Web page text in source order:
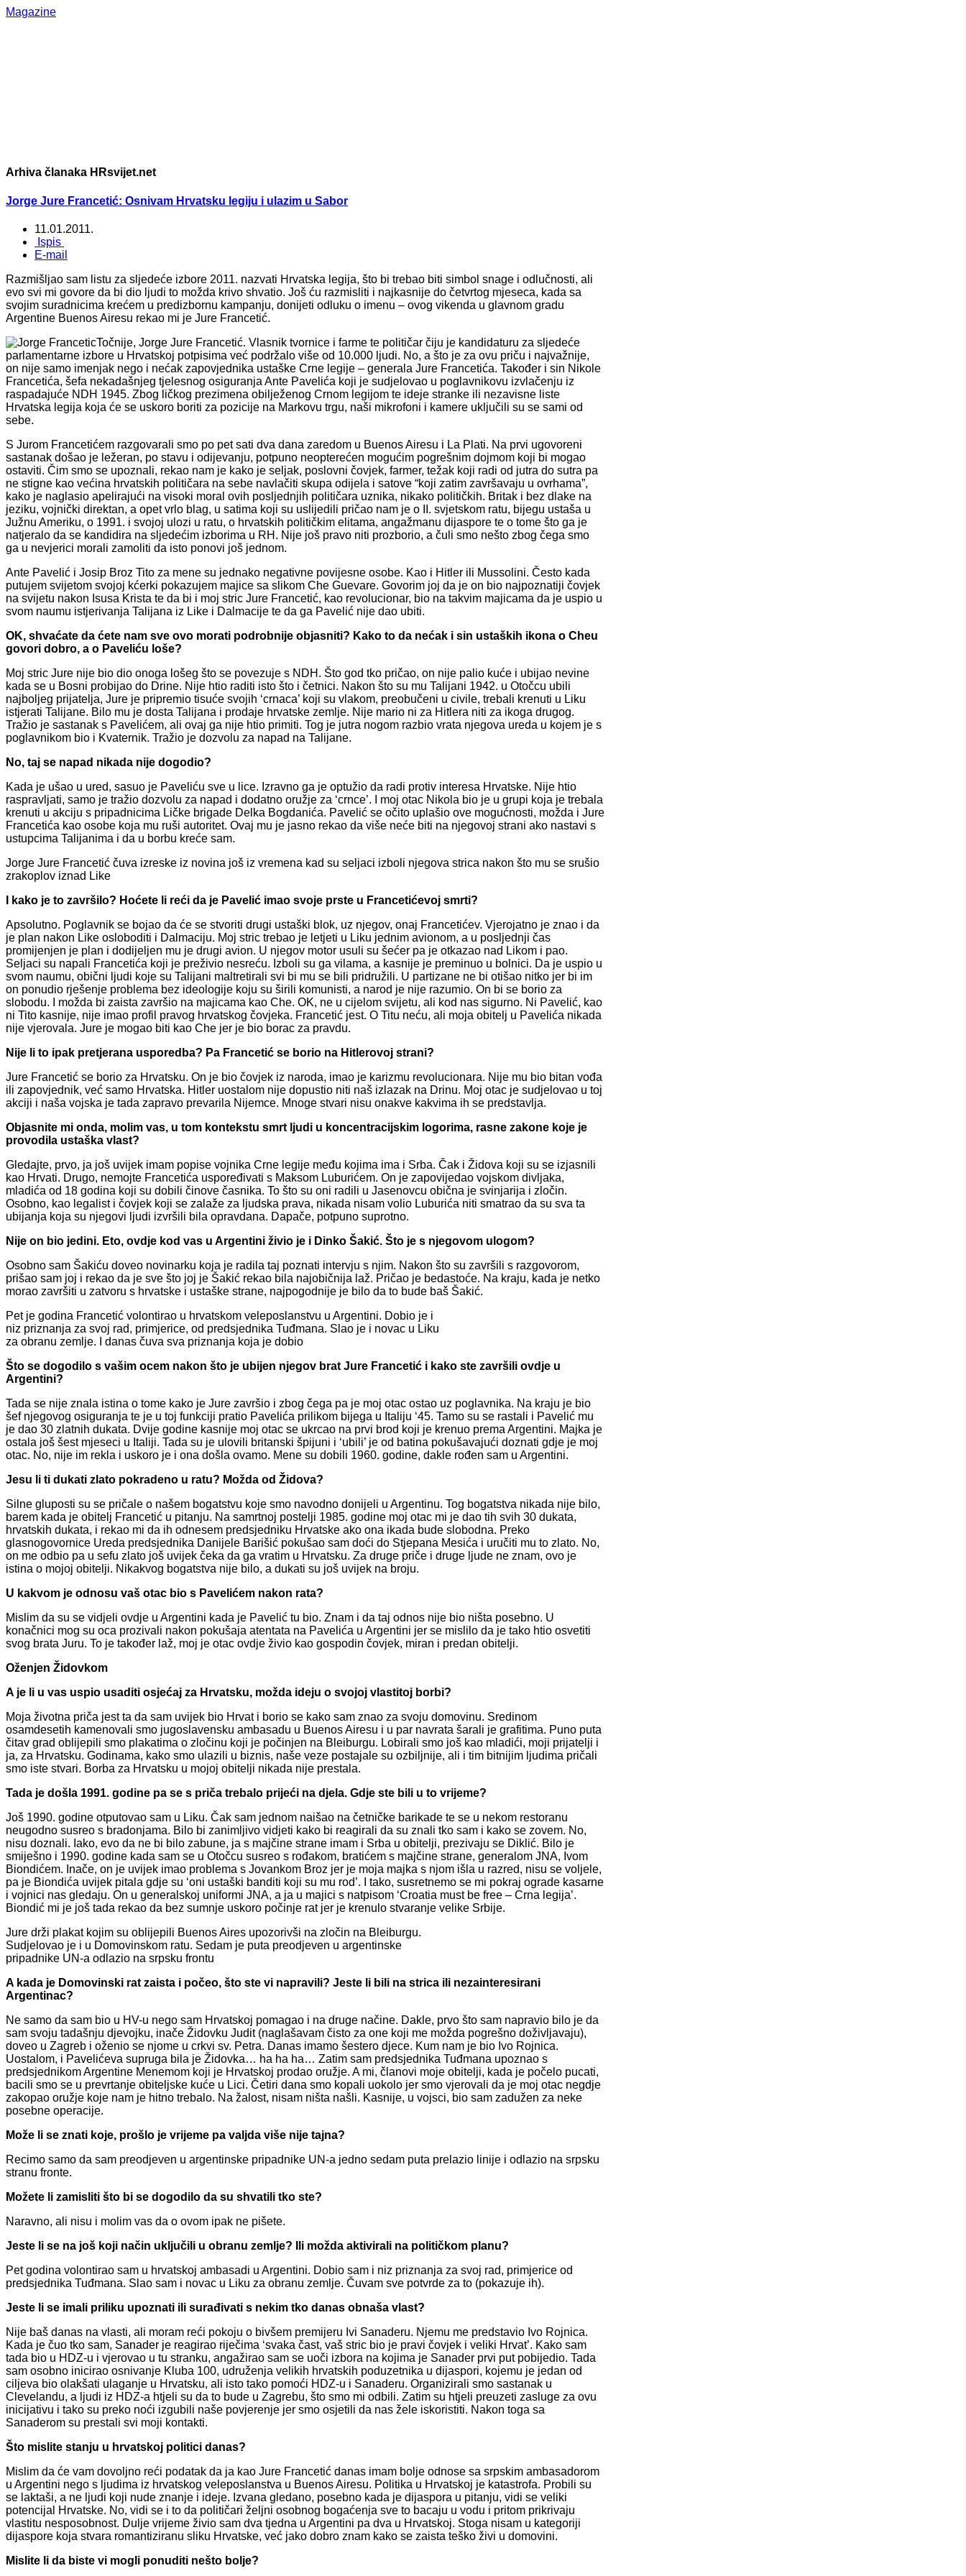
Magazine
Arhiva članaka HRsvijet.net
Jorge Jure Francetić: Osnivam Hrvatsku legiju i ulazim u Sabor
11.01.2011.
Ispis
E-mail
Razmišljao sam listu za sljedeće izbore 2011. nazvati Hrvatska legija, što bi trebao biti simbol snage i odlučnosti, ali
evo svi mi govore da bi dio ljudi to možda krivo shvatio. Još ću razmisliti i najkasnije do četvrtog mjeseca, kada sa
svojim suradnicima krećem u predizbornu kampanju, donijeti odluku o imenu – ovog vikenda u glavnom gradu
Argentine Buenos Airesu rekao mi je Jure Francetić.
Točnije, Jorge Jure Francetić. Vlasnik tvornice i farme te političar čiju je kandidaturu za sljedeće
parlamentarne izbore u Hrvatskoj potpisima već podržalo više od 10.000 ljudi. No, a što je za ovu priču i najvažnije,
on nije samo imenjak nego i nećak zapovjednika ustaške Crne legije – generala Jure Francetića. Također i sin Nikole
Francetića, šefa nekadašnjeg tjelesnog osiguranja Ante Pavelića koji je sudjelovao u poglavnikovu izvlačenju iz
raspadajuće NDH 1945. Zbog ličkog prezimena obilježenog Crnom legijom te ideje stranke ili nezavisne liste
Hrvatska legija koja će se uskoro boriti za pozicije na Markovu trgu, naši mikrofoni i kamere uključili su se sami od
sebe.
S Jurom Francetićem razgovarali smo po pet sati dva dana zaredom u Buenos Airesu i La Plati. Na prvi ugovoreni
sastanak došao je ležeran, po stavu i odijevanju, potpuno neopterećen mogućim pogrešnim dojmom koji bi mogao
ostaviti. Čim smo se upoznali, rekao nam je kako je seljak, poslovni čovjek, farmer, težak koji radi od jutra do sutra pa
ne stigne kao većina hrvatskih političara na sebe navlačiti skupa odijela i satove “koji zatim završavaju u ovrhama”,
kako je naglasio apelirajući na visoki moral ovih posljednjih političara uznika, nikako političkih. Britak i bez dlake na
jeziku, vojnički direktan, a opet vrlo blag, u satima koji su uslijedili pričao nam je o II. svjetskom ratu, bijegu ustaša u
Južnu Ameriku, o 1991. i svojoj ulozi u ratu, o hrvatskih političkim elitama, angažmanu dijaspore te o tome što ga je
natjeralo da se kandidira na sljedećim izborima u RH. Nije još pravo niti prozborio, a čuli smo nešto zbog čega smo
ga u nevjerici morali zamoliti da isto ponovi još jednom.
Ante Pavelić i Josip Broz Tito za mene su jednako negativne povijesne osobe. Kao i Hitler ili Mussolini. Često kada
putujem svijetom svojoj kćerki pokazujem majice sa slikom Che Guevare. Govorim joj da je on bio najpoznatiji čovjek
na svijetu nakon Isusa Krista te da bi i moj stric Jure Francetić, kao revolucionar, bio na takvim majicama da je uspio u
svom naumu istjerivanja Talijana iz Like i Dalmacije te da ga Pavelić nije dao ubiti.
OK, shvaćate da ćete nam sve ovo morati podrobnije objasniti? Kako to da nećak i sin ustaških ikona o Cheu
govori dobro, a o Paveliću loše?
Moj stric Jure nije bio dio onoga lošeg što se povezuje s NDH. Što god tko pričao, on nije palio kuće i ubijao nevine
kada se u Bosni probijao do Drine. Nije htio raditi isto što i četnici. Nakon što su mu Talijani 1942. u Otočcu ubili
najboljeg prijatelja, Jure je pripremio tisuće svojih ‘crnaca’ koji su vlakom, preobučeni u civile, trebali krenuti u Liku
istjerati Talijane. Bilo mu je dosta Talijana i prodaje hrvatske zemlje. Nije mario ni za Hitlera niti za ikoga drugog.
Tražio je sastanak s Pavelićem, ali ovaj ga nije htio primiti. Tog je jutra nogom razbio vrata njegova ureda u kojem je s
poglavnikom bio i Kvaternik. Tražio je dozvolu za napad na Talijane.
No, taj se napad nikada nije dogodio?
Kada je ušao u ured, sasuo je Paveliću sve u lice. Izravno ga je optužio da radi protiv interesa Hrvatske. Nije htio
raspravljati, samo je tražio dozvolu za napad i dodatno oružje za ‘crnce’. I moj otac Nikola bio je u grupi koja je trebala
krenuti u akciju s pripadnicima Ličke brigade Delka Bogdanića. Pavelić se očito uplašio ove mogućnosti, možda i Jure
Francetića kao osobe koja mu ruši autoritet. Ovaj mu je jasno rekao da više neće biti na njegovoj strani ako nastavi s
ustupcima Talijanima i da u borbu kreće sam.
Jorge Jure Francetić čuva izreske iz novina još iz vremena kad su seljaci izboli njegova strica nakon što mu se srušio
zrakoplov iznad Like
I kako je to završilo? Hoćete li reći da je Pavelić imao svoje prste u Francetićevoj smrti?
Apsolutno. Poglavnik se bojao da će se stvoriti drugi ustaški blok, uz njegov, onaj Francetićev. Vjerojatno je znao i da
je plan nakon Like osloboditi i Dalmaciju. Moj stric trebao je letjeti u Liku jednim avionom, a u posljednji čas
promijenjen je plan i dodijeljen mu je drugi avion. U njegov motor usuli su šećer pa je otkazao nad Likom i pao.
Seljaci su napali Francetića koji je preživio nesreću. Izboli su ga vilama, a kasnije je preminuo u bolnici. Da je uspio u
svom naumu, obični ljudi koje su Talijani maltretirali svi bi mu se bili pridružili. U partizane ne bi otišao nitko jer bi im
on ponudio rješenje problema bez ideologije koju su širili komunisti, a narod je nije razumio. On bi se borio za
slobodu. I možda bi zaista završio na majicama kao Che. OK, ne u cijelom svijetu, ali kod nas sigurno. Ni Pavelić, kao
ni Tito kasnije, nije imao profil pravog hrvatskog čovjeka. Francetić jest. O Titu neću, ali moja obitelj u Pavelića nikada
nije vjerovala. Jure je mogao biti kao Che jer je bio borac za pravdu.
Nije li to ipak pretjerana usporedba? Pa Francetić se borio na Hitlerovoj strani?
Jure Francetić se borio za Hrvatsku. On je bio čovjek iz naroda, imao je karizmu revolucionara. Nije mu bio bitan vođa
ili zapovjednik, već samo Hrvatska. Hitler uostalom nije dopustio niti naš izlazak na Drinu. Moj otac je sudjelovao u toj
akciji i naša vojska je tada zapravo prevarila Nijemce. Mnoge stvari nisu onakve kakvima ih se predstavlja.
Objasnite mi onda, molim vas, u tom kontekstu smrt ljudi u koncentracijskim logorima, rasne zakone koje je
provodila ustaška vlast?
Gledajte, prvo, ja još uvijek imam popise vojnika Crne legije među kojima ima i Srba. Čak i Židova koji su se izjasnili
kao Hrvati. Drugo, nemojte Francetića uspoređivati s Maksom Luburićem. On je zapovijedao vojskom divljaka,
mladića od 18 godina koji su dobili činove časnika. To što su oni radili u Jasenovcu obična je svinjarija i zločin.
Osobno, kao legalist i čovjek koji se zalaže za ljudska prava, nikada nisam volio Luburića niti smatrao da su sva ta
ubijanja koja su njegovi ljudi izvršili bila opravdana. Dapače, potpuno suprotno.
Nije on bio jedini. Eto, ovdje kod vas u Argentini živio je i Dinko Šakić. Što je s njegovom ulogom?
Osobno sam Šakiću doveo novinarku koja je radila taj poznati intervju s njim. Nakon što su završili s razgovorom,
prišao sam joj i rekao da je sve što joj je Šakić rekao bila najobičnija laž. Pričao je bedastoće. Na kraju, kada je netko
morao završiti u zatvoru s hrvatske i ustaške strane, najpogodnije je bilo da to bude baš Šakić.
Pet je godina Francetić volontirao u hrvatskom veleposlanstvu u Argentini. Dobio je i
niz priznanja za svoj rad, primjerice, od predsjednika Tuđmana. Slao je i novac u Liku
za obranu zemlje. I danas čuva sva priznanja koja je dobio
Što se dogodilo s vašim ocem nakon što je ubijen njegov brat Jure Francetić i kako ste završili ovdje u
Argentini?
Tada se nije znala istina o tome kako je Jure završio i zbog čega pa je moj otac ostao uz poglavnika. Na kraju je bio
šef njegovog osiguranja te je u toj funkciji pratio Pavelića prilikom bijega u Italiju ‘45. Tamo su se rastali i Pavelić mu
je dao 30 zlatnih dukata. Dvije godine kasnije moj otac se ukrcao na prvi brod koji je krenuo prema Argentini. Majka je
ostala još šest mjeseci u Italiji. Tada su je ulovili britanski špijuni i ‘ubili’ je od batina pokušavajući doznati gdje je moj
otac. No, nije im rekla i uskoro je i ona došla ovamo. Mene su dobili 1960. godine, dakle rođen sam u Argentini.
Jesu li ti dukati zlato pokradeno u ratu? Možda od Židova?
Silne gluposti su se pričale o našem bogatstvu koje smo navodno donijeli u Argentinu. Tog bogatstva nikada nije bilo,
barem kada je obitelj Francetić u pitanju. Na samrtnoj postelji 1985. godine moj otac mi je dao tih svih 30 dukata,
hrvatskih dukata, i rekao mi da ih odnesem predsjedniku Hrvatske ako ona ikada bude slobodna. Preko
glasnogovornice Ureda predsjednika Danijele Barišić pokušao sam doći do Stjepana Mesića i uručiti mu to zlato. No,
on me odbio pa u sefu zlato još uvijek čeka da ga vratim u Hrvatsku. Za druge priče i druge ljude ne znam, ovo je
istina o mojoj obitelji. Nikakvog bogatstva nije bilo, a dukati su još uvijek na broju.
U kakvom je odnosu vaš otac bio s Pavelićem nakon rata?
Mislim da su se vidjeli ovdje u Argentini kada je Pavelić tu bio. Znam i da taj odnos nije bio ništa posebno. U
konačnici mog su oca prozivali nakon pokušaja atentata na Pavelića u Argentini jer se mislilo da je tako htio osvetiti
svog brata Juru. To je također laž, moj je otac ovdje živio kao gospodin čovjek, miran i predan obitelji.
Oženjen Židovkom
A je li u vas uspio usaditi osjećaj za Hrvatsku, možda ideju o svojoj vlastitoj borbi?
Moja životna priča jest ta da sam uvijek bio Hrvat i borio se kako sam znao za svoju domovinu. Sredinom
osamdesetih kamenovali smo jugoslavensku ambasadu u Buenos Airesu i u par navrata šarali je grafitima. Puno puta
čitav grad oblijepili smo plakatima o zločinu koji je počinjen na Bleiburgu. Lobirali smo još kao mladići, moji prijatelji i
ja, za Hrvatsku. Godinama, kako smo ulazili u biznis, naše veze postajale su ozbiljnije, ali i tim bitnijim ljudima pričali
smo iste stvari. Borba za Hrvatsku u mojoj obitelji nikada nije prestala.
Tada je došla 1991. godine pa se s priča trebalo prijeći na djela. Gdje ste bili u to vrijeme?
Još 1990. godine otputovao sam u Liku. Čak sam jednom naišao na četničke barikade te se u nekom restoranu
neugodno susreo s bradonjama. Bilo bi zanimljivo vidjeti kako bi reagirali da su znali tko sam i kako se zovem. No,
nisu doznali. Iako, evo da ne bi bilo zabune, ja s majčine strane imam i Srba u obitelji, prezivaju se Diklić. Bilo je
smiješno i 1990. godine kada sam se u Otočcu susreo s rođakom, bratićem s majčine strane, generalom JNA, Ivom
Biondićem. Inače, on je uvijek imao problema s Jovankom Broz jer je moja majka s njom išla u razred, nisu se voljele,
pa je Biondića uvijek pitala gdje su ‘oni ustaški banditi koji su mu rod’. I tako, susretnemo se mi pokraj ograde kasarne
i vojnici nas gledaju. On u generalskoj uniformi JNA, a ja u majici s natpisom ‘Croatia must be free – Crna legija’.
Biondić mi je još tada rekao da bez sumnje uskoro počinje rat jer je krenulo stvaranje velike Srbije.
Jure drži plakat kojim su oblijepili Buenos Aires upozorivši na zločin na Bleiburgu.
Sudjelovao je i u Domovinskom ratu. Sedam je puta preodjeven u argentinske
pripadnike UN-a odlazio na srpsku frontu
A kada je Domovinski rat zaista i počeo, što ste vi napravili? Jeste li bili na strica ili nezainteresirani
Argentinac?
Ne samo da sam bio u HV-u nego sam Hrvatskoj pomagao i na druge načine. Dakle, prvo što sam napravio bilo je da
sam svoju tadašnju djevojku, inače Židovku Judit (naglašavam čisto za one koji me možda pogrešno doživljavaju),
doveo u Zagreb i oženio se njome u crkvi sv. Petra. Danas imamo šestero djece. Kum nam je bio Ivo Rojnica.
Uostalom, i Pavelićeva supruga bila je Židovka… ha ha ha… Zatim sam predsjednika Tuđmana upoznao s
predsjednikom Argentine Menemom koji je Hrvatskoj prodao oružje. A mi, članovi moje obitelji, kada je počelo pucati,
bacili smo se u prevrtanje obiteljske kuće u Lici. Četiri dana smo kopali uokolo jer smo vjerovali da je moj otac negdje
zakopao oružje koje nam je hitno trebalo. Na žalost, nisam ništa našli. Kasnije, u vojsci, bio sam zadužen za neke
posebne operacije.
Može li se znati koje, prošlo je vrijeme pa valjda više nije tajna?
Recimo samo da sam preodjeven u argentinske pripadnike UN-a jedno sedam puta prelazio linije i odlazio na srpsku
stranu fronte.
Možete li zamisliti što bi se dogodilo da su shvatili tko ste?
Naravno, ali nisu i molim vas da o ovom ipak ne pišete.
Jeste li se na još koji način uključili u obranu zemlje? Ili možda aktivirali na političkom planu?
Pet godina volontirao sam u hrvatskoj ambasadi u Argentini. Dobio sam i niz priznanja za svoj rad, primjerice od
predsjednika Tuđmana. Slao sam i novac u Liku za obranu zemlje. Čuvam sve potvrde za to (pokazuje ih).
Jeste li se imali priliku upoznati ili surađivati s nekim tko danas obnaša vlast?
Nije baš danas na vlasti, ali moram reći pokoju o bivšem premijeru Ivi Sanaderu. Njemu me predstavio Ivo Rojnica.
Kada je čuo tko sam, Sanader je reagirao riječima ‘svaka čast, vaš stric bio je pravi čovjek i veliki Hrvat’. Kako sam
tada bio u HDZ-u i vjerovao u tu stranku, angažirao sam se uoči izbora na kojima je Sanader prvi put pobijedio. Tada
sam osobno inicirao osnivanje Kluba 100, udruženja velikih hrvatskih poduzetnika u dijaspori, kojemu je jedan od
ciljeva bio olakšati ulaganje u Hrvatsku, ali isto tako pomoći HDZ-u i Sanaderu. Organizirali smo sastanak u
Clevelandu, a ljudi iz HDZ-a htjeli su da to bude u Zagrebu, što smo mi odbili. Zatim su htjeli preuzeti zasluge za ovu
inicijativu i tako su preko noći izgubili naše povjerenje jer smo osjetili da nas žele iskoristiti. Nakon toga sa
Sanaderom su prestali svi moji kontakti.
Što mislite stanju u hrvatskoj politici danas?
Mislim da će vam dovoljno reći podatak da ja kao Jure Francetić danas imam bolje odnose sa srpskim ambasadorom
u Argentini nego s ljudima iz hrvatskog veleposlanstva u Buenos Airesu. Politika u Hrvatskoj je katastrofa. Probili su
se laktaši, a ne ljudi koji nude znanje i ideje. Izvana gledano, posebno kada je dijaspora u pitanju, vidi se veliki
potencijal Hrvatske. No, vidi se i to da političari željni osobnog bogaćenja sve to bacaju u vodu i pritom prikrivaju
vlastitu nesposobnost. Dulje vrijeme živio sam dva tjedna u Argentini pa dva u Hrvatskoj. Stoga nisam u kategoriji
dijaspore koja stvara romantiziranu sliku Hrvatske, već jako dobro znam kako se zaista teško živi u domovini.
Mislite li da biste vi mogli ponuditi nešto bolje?